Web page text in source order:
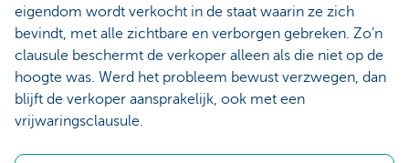
eigendom wordt verkocht in de staat waarin ze zich
bevindt, met alle zichtbare en verborgen gebreken. Zo’n
clausule beschermt de verkoper alleen als die niet op de
hoogte was. Werd het probleem bewust verzwegen, dan
blijft de verkoper aansprakelijk, ook met een
vrijwaringsclausule.